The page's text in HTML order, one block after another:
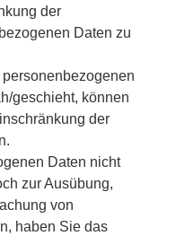
der
Daten zu
geschieht, können
der
Daten nicht
zur Ausübung,
von
haben Sie das